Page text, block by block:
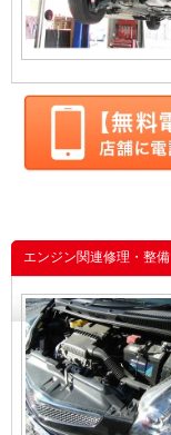
エンジン関連修理・整備